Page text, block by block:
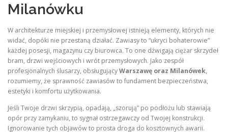
Milanówku
W architekturze miejskiej i przemysłowej istnieją elementy, których nie
widać, dopóki nie przestaną działać. Zawiasy to “ukryci bohaterowie”
każdej posesji, magazynu czy biurowca. To one dźwigają ciężar skrzydeł
bram, drzwi wejściowych i wrót przemysłowych. Jako zespół
profesjonalnych ślusarzy, obsługującyWarszawę oraz Milanówek,
rozumiemy, że sprawność zawiasów to fundament bezpieczeństwa,
estetyki i komfortu użytkowania.
Jeśli Twoje drzwi skrzypią, opadają, „szorują” po podłożu lub stawiają
opór przy zamykaniu, to sygnał ostrzegawczy od Twojej konstrukcji.
Ignorowanie tych objawów to prosta droga do kosztownych awarii.